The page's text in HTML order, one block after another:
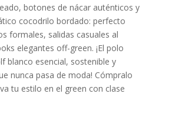
botones de nácar auténticos y
cocodrilo bordado: perfecto
formales, salidas casuales al
elegantes off-green. ¡El polo
blanco esencial, sostenible y
nunca pasa de moda! Cómpralo
tu estilo en el green con clase